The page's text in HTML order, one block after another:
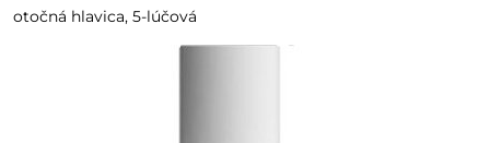
otočná hlavica, 5-lúčová